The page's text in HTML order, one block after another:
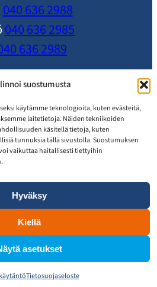
suostumusta
käytämme teknologioita, kuten evästeitä,
laitetietoja. Näiden tekniikoiden
käsitellä tietoja, kuten
tunnuksia tällä sivustolla. Suostumuksen
vaikuttaa haitallisesti tiettyihin
Hyväksy
Kiellä
asetukset
Tietosuojaseloste
040 636 2988
040 636 2985
636 2989
Kysymykset